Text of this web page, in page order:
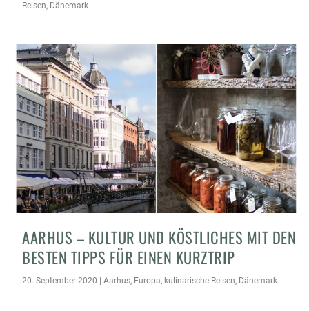
Reisen, Dänemark
AARHUS – KULTUR UND KÖSTLICHES MIT DEN
BESTEN TIPPS FÜR EINEN KURZTRIP
20. September 2020 |Aarhus, Europa, kulinarische Reisen, Dänemark